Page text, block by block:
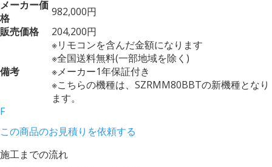
メーカー価
格
982,000円
販売価格
204,200円
備考
※リモコンを含んだ金額になります
※全国送料無料(一部地域を除く)
※メーカー1年保証付き
※こちらの機種は、SZRMM80BBTの新機種となり
ます。
F
この商品のお見積りを依頼する
施工までの流れ